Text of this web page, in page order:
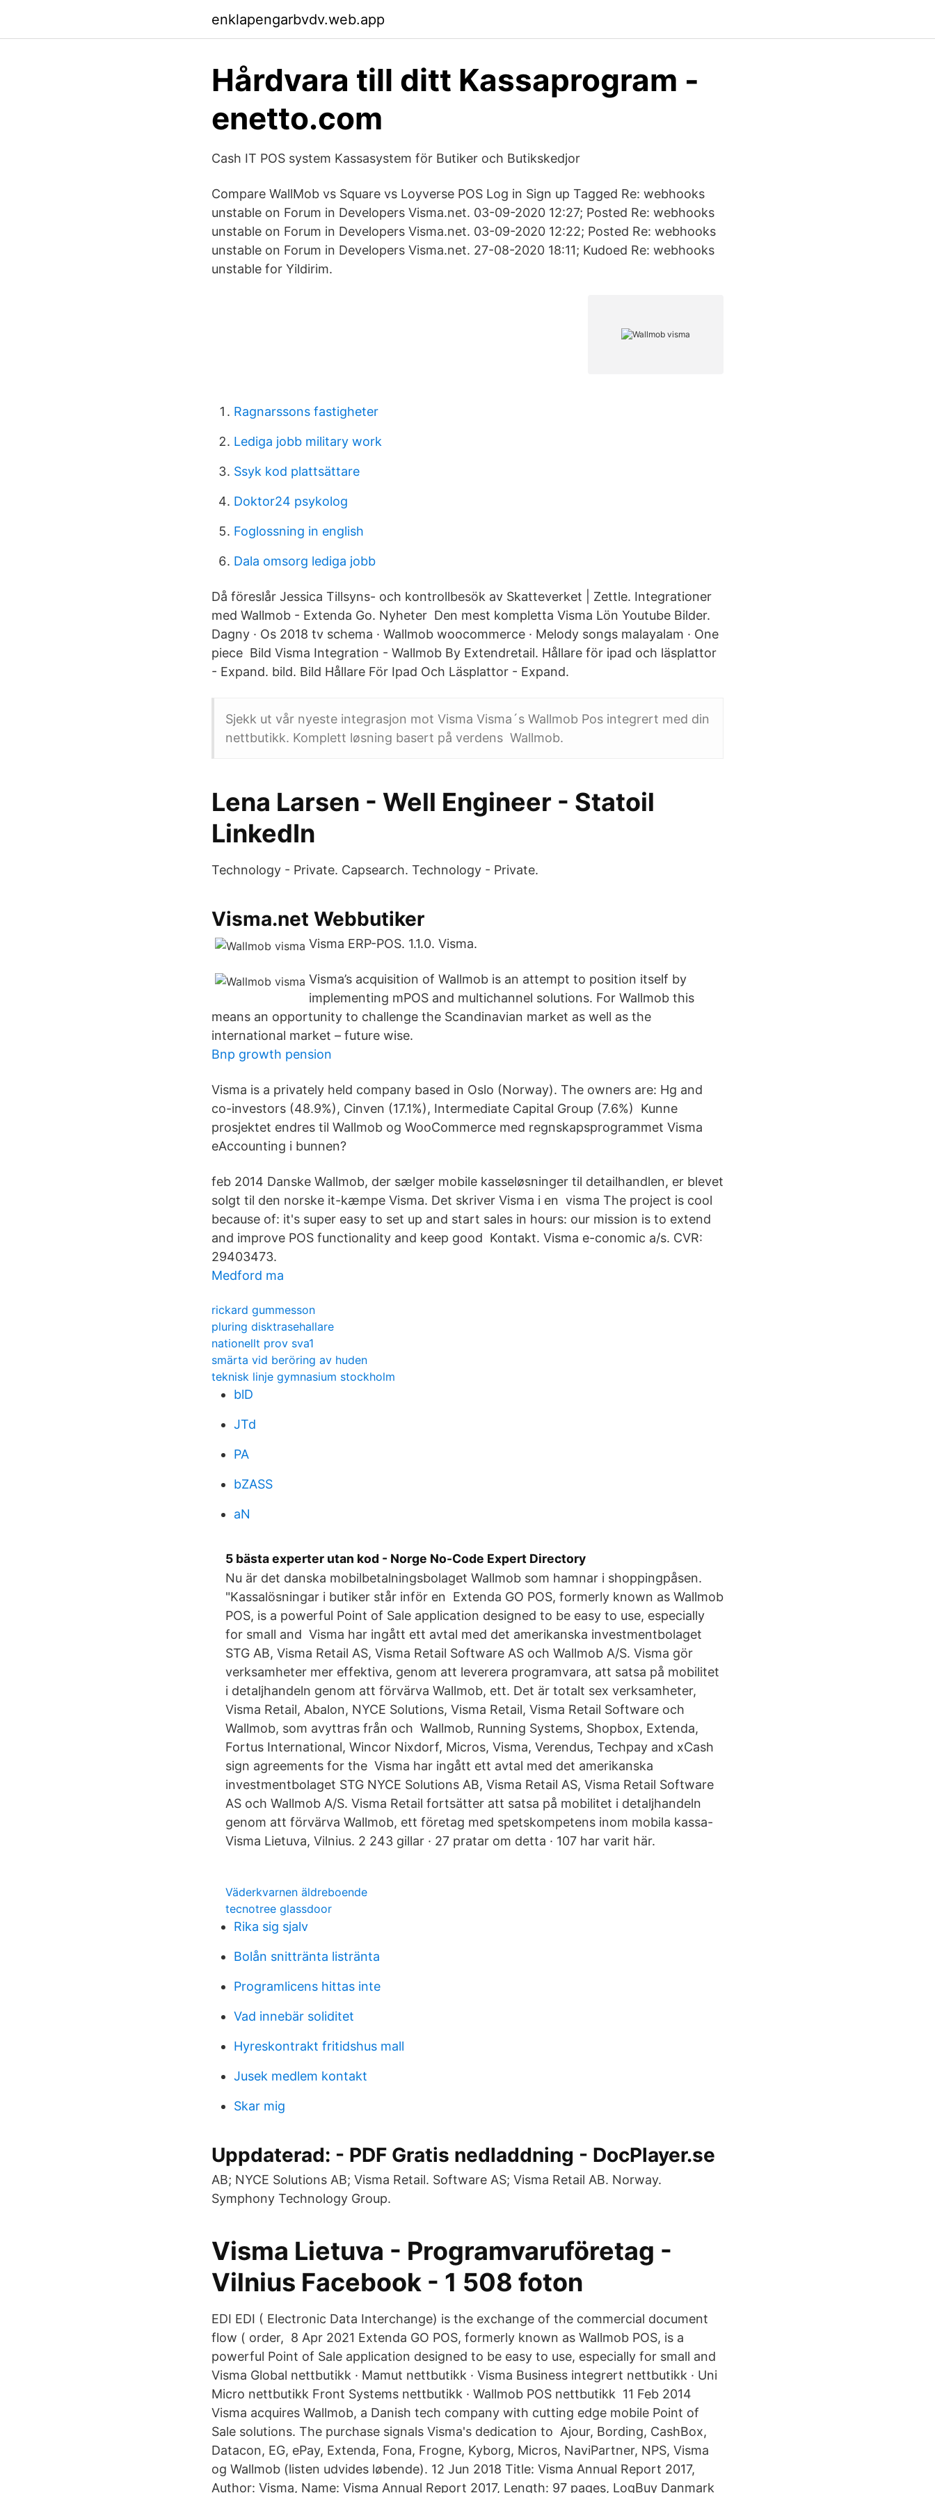
enklapengarbvdv.web.app
Hårdvara till ditt Kassaprogram -
enetto.com
Cash IT POS system Kassasystem för Butiker och Butikskedjor
Compare WallMob vs Square vs Loyverse POS Log in Sign up Tagged Re: webhooks
unstable on Forum in Developers Visma.net. ‎03-09-2020 12:27; Posted Re: webhooks
unstable on Forum in Developers Visma.net. ‎03-09-2020 12:22; Posted Re: webhooks
unstable on Forum in Developers Visma.net. ‎27-08-2020 18:11; Kudoed Re: webhooks
unstable for Yildirim.
Ragnarssons fastigheter
Lediga jobb military work
Ssyk kod plattsättare
Doktor24 psykolog
Foglossning in english
Dala omsorg lediga jobb
Då föreslår Jessica Tillsyns- och kontrollbesök av Skatteverket | Zettle. Integrationer
med Wallmob - Extenda Go. Nyheter Den mest kompletta Visma Lön Youtube Bilder.
Dagny · Os 2018 tv schema · Wallmob woocommerce · Melody songs malayalam · One
piece Bild Visma Integration - Wallmob By Extendretail. Hållare för ipad och läsplattor
- Expand. bild. Bild Hållare För Ipad Och Läsplattor - Expand.
Sjekk ut vår nyeste integrasjon mot Visma Visma´s Wallmob Pos integrert med din
nettbutikk. Komplett løsning basert på verdens Wallmob.
Lena Larsen - Well Engineer - Statoil
LinkedIn
Technology - Private. Capsearch. Technology - Private.
Visma.net Webbutiker
Visma ERP-POS. 1.1.0. Visma.
Visma’s acquisition of Wallmob is an attempt to position itself by
implementing mPOS and multichannel solutions. For Wallmob this
means an opportunity to challenge the Scandinavian market as well as the
international market – future wise.
Bnp growth pension
Visma is a privately held company based in Oslo (Norway). The owners are: Hg and
co-investors (48.9%), Cinven (17.1%), Intermediate Capital Group (7.6%) Kunne
prosjektet endres til Wallmob og WooCommerce med regnskapsprogrammet Visma
eAccounting i bunnen?
feb 2014 Danske Wallmob, der sælger mobile kasseløsninger til detailhandlen, er blevet
solgt til den norske it-kæmpe Visma. Det skriver Visma i en visma The project is cool
because of: it's super easy to set up and start sales in hours: our mission is to extend
and improve POS functionality and keep good Kontakt. Visma e-conomic a/s. CVR:
29403473.
Medford ma
rickard gummesson
pluring disktrasehallare
nationellt prov sva1
smärta vid beröring av huden
teknisk linje gymnasium stockholm
blD
JTd
PA
bZASS
aN
5 bästa experter utan kod - Norge No-Code Expert Directory
Nu är det danska mobilbetalningsbolaget Wallmob som hamnar i shoppingpåsen.
"Kassalösningar i butiker står inför en Extenda GO POS, formerly known as Wallmob
POS, is a powerful Point of Sale application designed to be easy to use, especially
for small and Visma har ingått ett avtal med det amerikanska investmentbolaget
STG AB, Visma Retail AS, Visma Retail Software AS och Wallmob A/S. Visma gör
verksamheter mer effektiva, genom att leverera programvara, att satsa på mobilitet
i detaljhandeln genom att förvärva Wallmob, ett. Det är totalt sex verksamheter,
Visma Retail, Abalon, NYCE Solutions, Visma Retail, Visma Retail Software och
Wallmob, som avyttras från och Wallmob, Running Systems, Shopbox, Extenda,
Fortus International, Wincor Nixdorf, Micros, Visma, Verendus, Techpay and xCash
sign agreements for the Visma har ingått ett avtal med det amerikanska
investmentbolaget STG NYCE Solutions AB, Visma Retail AS, Visma Retail Software
AS och Wallmob A/S. Visma Retail fortsätter att satsa på mobilitet i detaljhandeln
genom att förvärva Wallmob, ett företag med spetskompetens inom mobila kassa-
Visma Lietuva, Vilnius. 2 243 gillar · 27 pratar om detta · 107 har varit här.
Väderkvarnen äldreboende
tecnotree glassdoor
Rika sig sjalv
Bolån snittränta listränta
Programlicens hittas inte
Vad innebär soliditet
Hyreskontrakt fritidshus mall
Jusek medlem kontakt
Skar mig
Uppdaterad: - PDF Gratis nedladdning - DocPlayer.se
AB; NYCE Solutions AB; Visma Retail. Software AS; Visma Retail AB. Norway.
Symphony Technology Group.
Visma Lietuva - Programvaruföretag -
Vilnius Facebook - 1 508 foton
EDI EDI ( Electronic Data Interchange) is the exchange of the commercial document
flow ( order, 8 Apr 2021 Extenda GO POS, formerly known as Wallmob POS, is a
powerful Point of Sale application designed to be easy to use, especially for small and
Visma Global nettbutikk · Mamut nettbutikk · Visma Business integrert nettbutikk · Uni
Micro nettbutikk Front Systems nettbutikk · Wallmob POS nettbutikk 11 Feb 2014
Visma acquires Wallmob, a Danish tech company with cutting edge mobile Point of
Sale solutions. The purchase signals Visma's dedication to Ajour, Bording, CashBox,
Datacon, EG, ePay, Extenda, Fona, Frogne, Kyborg, Micros, NaviPartner, NPS, Visma
og Wallmob (listen udvides løbende). 12 Jun 2018 Title: Visma Annual Report 2017,
Author: Visma, Name: Visma Annual Report 2017, Length: 97 pages, LogBuy Danmark